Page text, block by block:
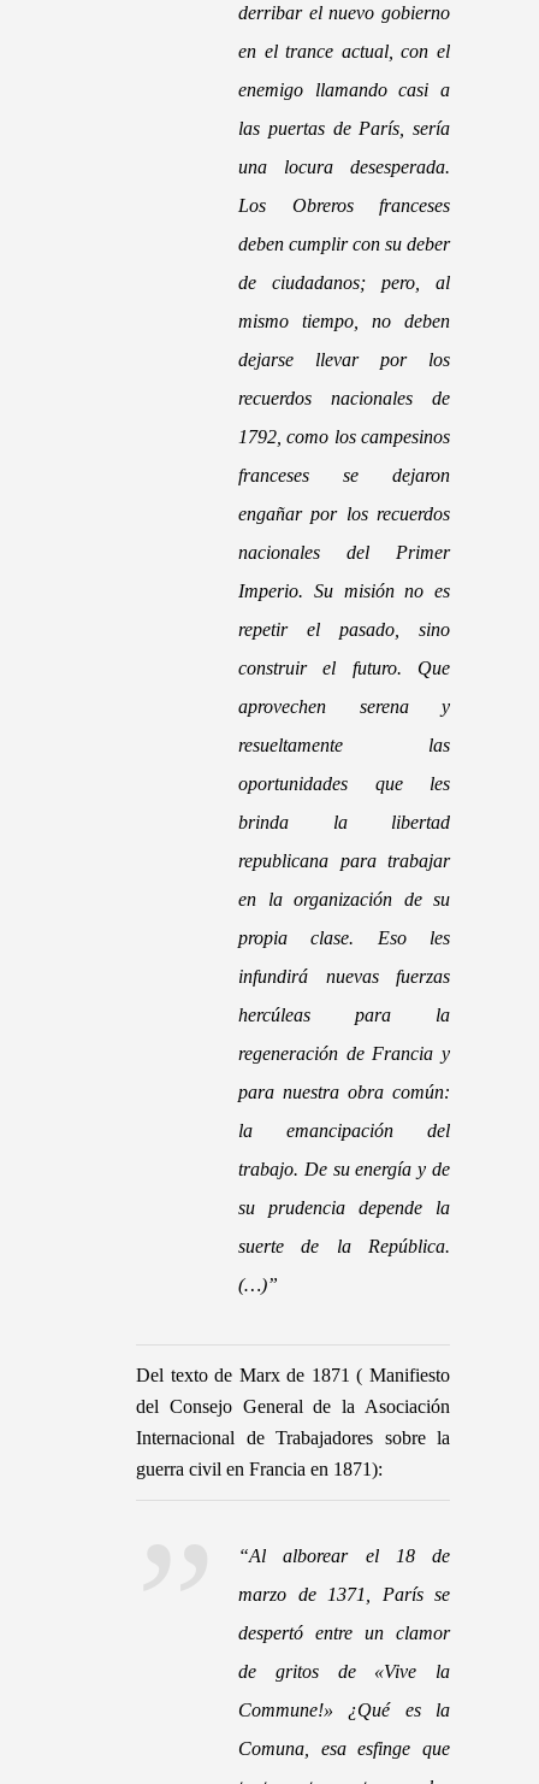
derribar el nuevo gobierno
en el trance actual, con el
enemigo llamando casi a
las puertas de París, sería
una locura desesperada.
Los Obreros franceses
deben cumplir con su deber
de ciudadanos; pero, al
mismo tiempo, no deben
dejarse llevar por los
recuerdos nacionales de
1792, como los campesinos
franceses se dejaron
engañar por los recuerdos
nacionales del Primer
Imperio. Su misión no es
repetir el pasado, sino
construir el futuro. Que
aprovechen serena y
resueltamente las
oportunidades que les
brinda la libertad
republicana para trabajar
en la organización de su
propia clase. Eso les
infundirá nuevas fuerzas
hercúleas para la
regeneración de Francia y
para nuestra obra común:
la emancipación del
trabajo. De su energía y de
su prudencia depende la
suerte de la República.
(…)”
Del texto de Marx de 1871 ( Manifiesto
del Consejo General de la Asociación
Internacional de Trabajadores sobre la
guerra civil en Francia en 1871):
“Al alborear el 18 de
marzo de 1371, París se
despertó entre un clamor
de gritos de «Vive la
Commune!» ¿Qué es la
Comuna, esa esfinge que